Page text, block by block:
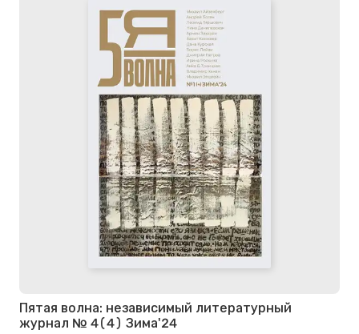
Пятая волна: независимый литературный
журнал № 4(4) Зима'24